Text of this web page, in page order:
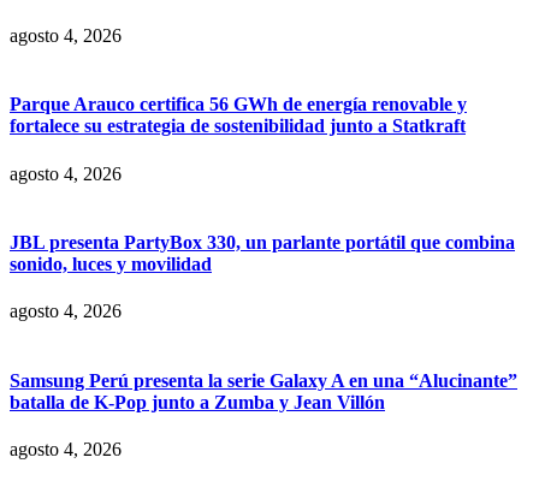
agosto 4, 2026
Parque Arauco certifica 56 GWh de energía renovable y
fortalece su estrategia de sostenibilidad junto a Statkraft
agosto 4, 2026
JBL presenta PartyBox 330, un parlante portátil que combina
sonido, luces y movilidad
agosto 4, 2026
Samsung Perú presenta la serie Galaxy A en una “Alucinante”
batalla de K-Pop junto a Zumba y Jean Villón
agosto 4, 2026